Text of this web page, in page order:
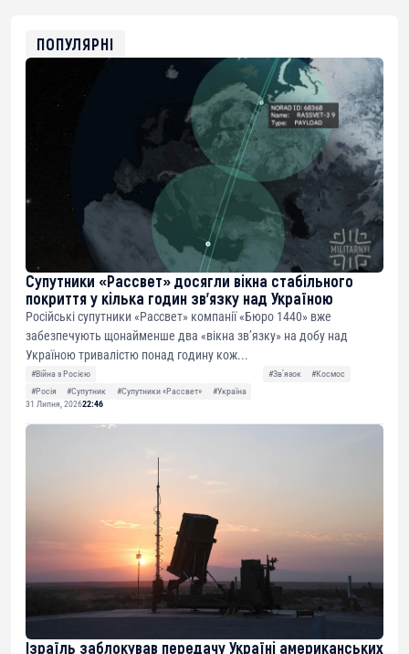
0xfD02863D3289416fcF50975c9DFda13623f97758
ПОПУЛЯРНІ
Супутники «Рассвет» досягли вікна стабільного
покриття у кілька годин зв’язку над Україною
Російські супутники «Рассвет» компанії «Бюро 1440» вже
забезпечують щонайменше два «вікна зв’язку» на добу над
Україною тривалістю понад годину кож...
#Війна з Росією #Звʼязок
#Космос
#Росія
#Супутник #Супутники «Рассвет»
#Україна
31 Липня, 202622:46
Ізраїль заблокував передачу Україні американських